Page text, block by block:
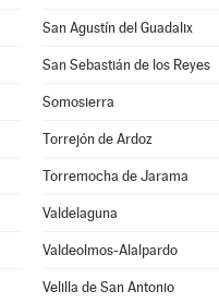
San Agustín del Guadalix
San Sebastián de los Reyes
Somosierra
Torrejón de Ardoz
Torremocha de Jarama
Valdelaguna
Valdeolmos-Alalpardo
Velilla de San Antonio